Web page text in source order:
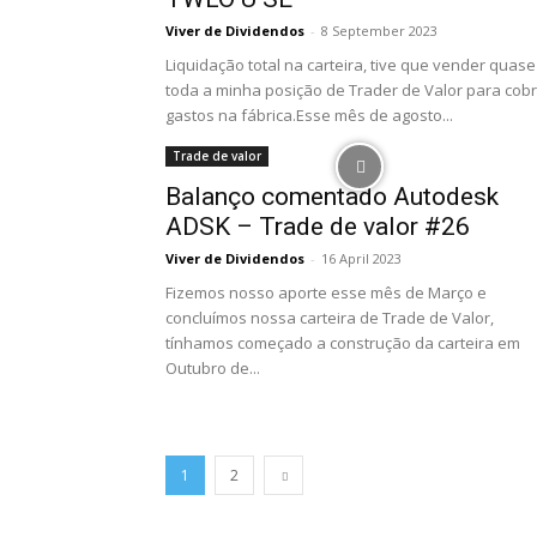
Viver de Dividendos - 8 September 2023
Liquidação total na carteira, tive que vender quase
toda a minha posição de Trader de Valor para
gastos na fábrica.Esse mês de agosto...
Trade de valor
Balanço comentado Autodesk
ADSK – Trade de valor #26
Viver de Dividendos - 16 April 2023
Fizemos nosso aporte esse mês de Março e
concluímos nossa carteira de Trade de Valor,
tínhamos começado a construção da carteira em
Outubro de...
1 2